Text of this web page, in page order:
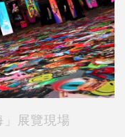
」展覽現場